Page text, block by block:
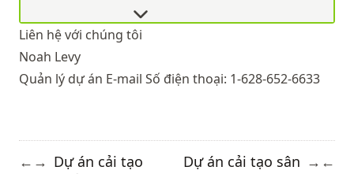
Liên hệ với chúng tôi
Noah Levy
Quản lý dự án E-mail Số điện thoại: 1-628-652-6633
← → Dự án cải tạo
Dự án cải tạo sân → ←